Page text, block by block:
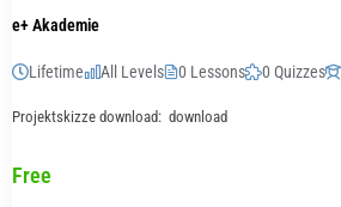
e+ Akademie
Lifetime All Levels 0 Lessons 0 Quizzes
Projektskizze download: download
Free